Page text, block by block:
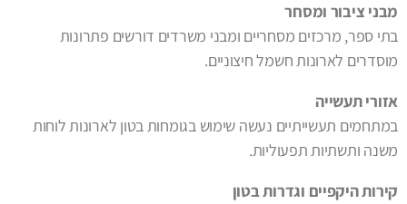
מבני ציבור ומסחר
בתי ספר, מרכזים מסחריים ומבני משרדים דורשים פתרונות
מוסדרים לארונות חשמל חיצוניים.
אזורי תעשייה
במתחמים תעשייתיים נעשה שימוש בגומחות בטון לארונות לוחות
משנה ותשתיות תפעוליות.
קירות היקפיים וגדרות בטון